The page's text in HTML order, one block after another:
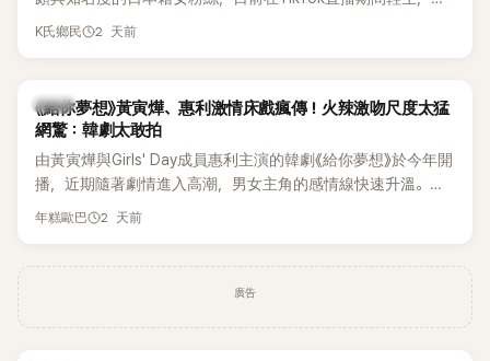
終不幸身亡，消息曝光後震驚韓網，也讓不少粉絲湧入社群平
K氏鄉民 2 天前
韓劇
《給你夢想》黃寅燁、惠利激情床戲瘋傳！火辣激吻尺度太猛
網驚：韓劇太敢拍
由黃寅燁與Girls' Day成員惠利主演的韓劇《給你夢想》於今年開
播，近期隨著劇情進入高潮，男女主角的感情線快速升溫。最
新播出的第8集不僅上演火辣吻戲，更接連出現床戲橋段，讓
年糕歐巴 2 天前
廣告